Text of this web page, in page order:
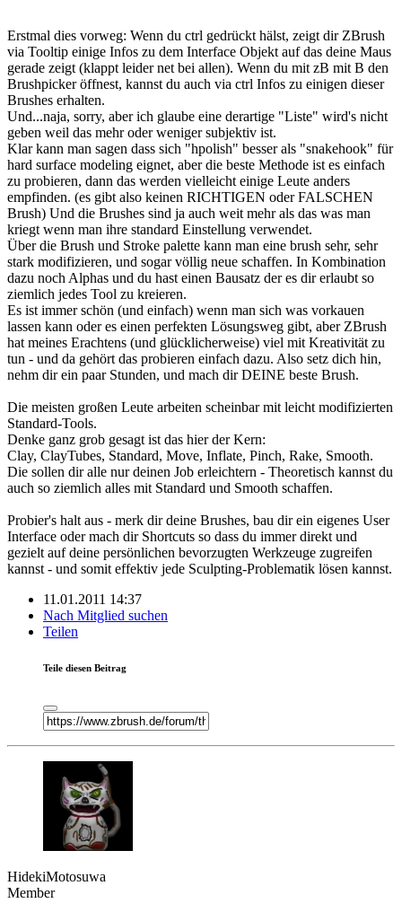
Erstmal dies vorweg: Wenn du ctrl gedrückt hälst, zeigt dir ZBrush
via Tooltip einige Infos zu dem Interface Objekt auf das deine Maus
gerade zeigt (klappt leider net bei allen). Wenn du mit zB mit B den
Brushpicker öffnest, kannst du auch via ctrl Infos zu einigen dieser
Brushes erhalten.
Und...naja, sorry, aber ich glaube eine derartige "Liste" wird's nicht
geben weil das mehr oder weniger subjektiv ist.
Klar kann man sagen dass sich "hpolish" besser als "snakehook" für
hard surface modeling eignet, aber die beste Methode ist es einfach
zu probieren, dann das werden vielleicht einige Leute anders
empfinden. (es gibt also keinen RICHTIGEN oder FALSCHEN
Brush) Und die Brushes sind ja auch weit mehr als das was man
kriegt wenn man ihre standard Einstellung verwendet.
Über die Brush und Stroke palette kann man eine brush sehr, sehr
stark modifizieren, und sogar völlig neue schaffen. In Kombination
dazu noch Alphas und du hast einen Bausatz der es dir erlaubt so
ziemlich jedes Tool zu kreieren.
Es ist immer schön (und einfach) wenn man sich was vorkauen
lassen kann oder es einen perfekten Lösungsweg gibt, aber ZBrush
hat meines Erachtens (und glücklicherweise) viel mit Kreativität zu
tun - und da gehört das probieren einfach dazu. Also setz dich hin,
nehm dir ein paar Stunden, und mach dir DEINE beste Brush.
Die meisten großen Leute arbeiten scheinbar mit leicht modifizierten
Standard-Tools.
Denke ganz grob gesagt ist das hier der Kern:
Clay, ClayTubes, Standard, Move, Inflate, Pinch, Rake, Smooth.
Die sollen dir alle nur deinen Job erleichtern - Theoretisch kannst du
auch so ziemlich alles mit Standard und Smooth schaffen.
Probier's halt aus - merk dir deine Brushes, bau dir ein eigenes User
Interface oder mach dir Shortcuts so dass du immer direkt und
gezielt auf deine persönlichen bevorzugten Werkzeuge zugreifen
kannst - und somit effektiv jede Sculpting-Problematik lösen kannst.
11.01.2011 14:37
Nach Mitglied suchen
Teilen
Teile diesen Beitrag
HidekiMotosuwa
Member